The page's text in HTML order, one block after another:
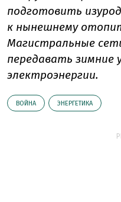
подготовить
к нынешнему
Магистральные
передавать зимние
электроэнергии.
ВОЙНА ЭНЕРГЕТИКА